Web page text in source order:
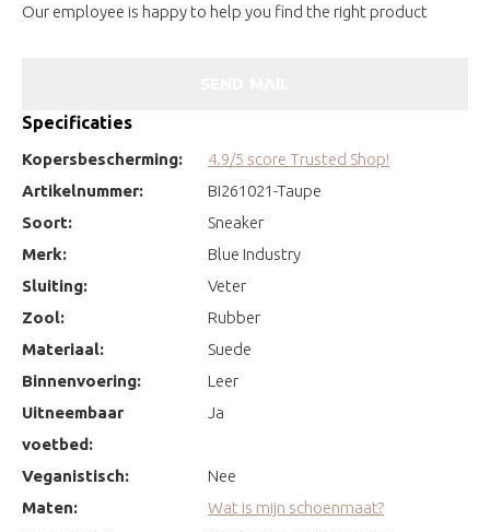
Our employee is happy to help you find the right product
Specificaties
Kopersbescherming:
4.9/5 score Trusted Shop!
Artikelnummer:
BI261021-Taupe
Soort:
Sneaker
Merk:
Blue Industry
Sluiting:
Veter
Zool:
Rubber
Materiaal:
Suede
Binnenvoering:
Leer
Uitneembaar
voetbed:
Ja
Veganistisch:
Nee
Maten:
Wat is mijn schoenmaat?